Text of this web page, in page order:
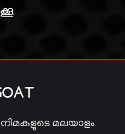
മലയാളം